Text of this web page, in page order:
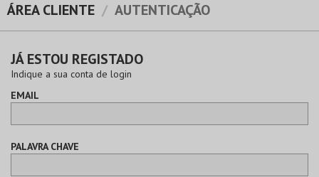
TEATRO & ARTE
MÚSICA & FESTIVAIS
FAMÍLIA
DESPORTO & AVENTURA
ÁREA CLIENTE AUTENTICAÇÃO
JÁ ESTOU REGISTADO
Indique a sua conta de login
EMAIL
PALAVRA CHAVE